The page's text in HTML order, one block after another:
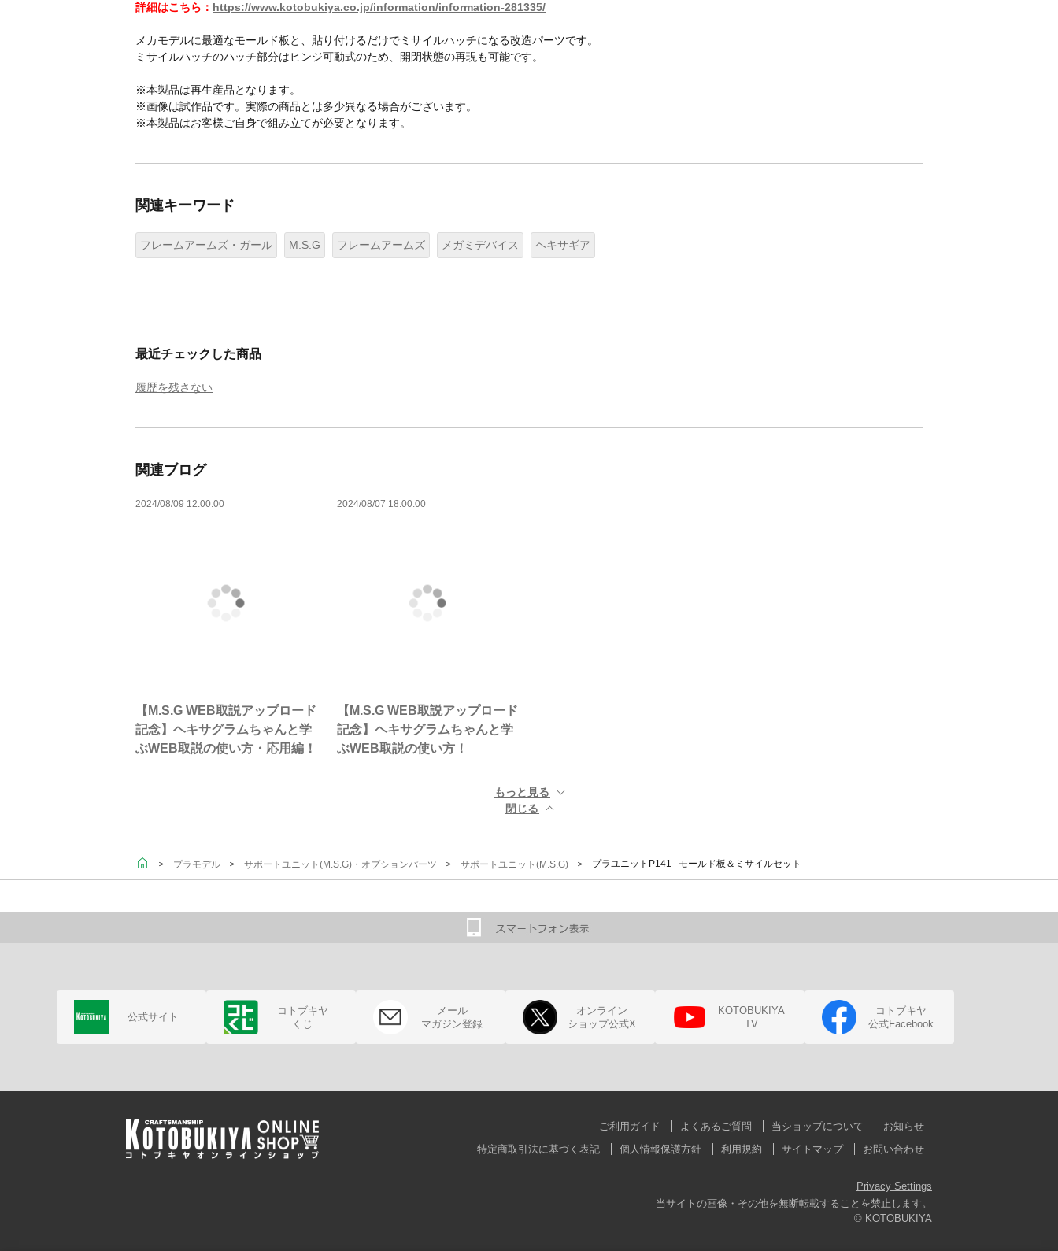
詳細はこちら： https://www.kotobukiya.co.jp/information/information-281335/
メカモデルに最適なモールド板と、貼り付けるだけでミサイルハッチになる改造パーツです。
ミサイルハッチのハッチ部分はヒンジ可動式のため、開閉状態の再現も可能です。
※本製品は再生産品となります。
※画像は試作品です。実際の商品とは多少異なる場合がございます。
※本製品はお客様ご自身で組み立てが必要となります。
関連キーワード
フレームアームズ・ガール M.S.G フレームアームズ メガミデバイス ヘキサギア
最近チェックした商品
履歴を残さない
関連ブログ
2024/08/09 12:00:00
【M.S.G WEB取説アップロード
記念】ヘキサグラムちゃんと学
ぶWEB取説の使い方・応用編！
2024/08/07 18:00:00
【M.S.G WEB取説アップロード
記念】ヘキサグラムちゃんと学
ぶWEB取説の使い方！
もっと見る ▼
閉じる ▲
＞ プラモデル ＞ サポートユニット(M.S.G)・オプションパーツ ＞ サポートユニット(M.S.G) ＞ プラユニットP141 モールド板＆ミサイルセット
公式サイト
コトブキヤ
くじ
メール
マガジン登録
オンライン
ショップ公式X
KOTOBUKIYA
TV
コトブキヤ
公式Facebook
ご利用ガイド よくあるご質問 当ショップについて
お知らせ
特定商取引法に基づく表記
個人情報保護方針 利用規約 サイトマップ お問い合わせ
Privacy Settings
当サイトの画像・その他を無断転載することを禁止します。
© KOTOBUKIYA